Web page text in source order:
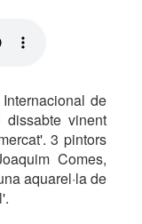
de
vinent
3 pintors
Comes,
aquarel·la de